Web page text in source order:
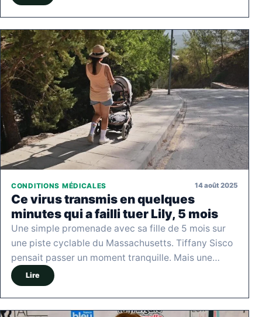
CONDITIONS MÉDICALES 14 août 2025
Ce virus transmis en quelques
minutes qui a failli tuer Lily, 5 mois
Une simple promenade avec sa fille de 5 mois sur
une piste cyclable du Massachusetts. Tiffany Sisco
pensait passer un moment tranquille. Mais une…
Lire